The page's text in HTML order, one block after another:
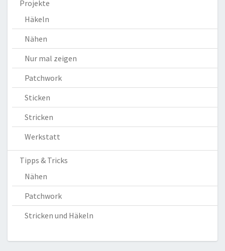
Projekte
Häkeln
Nähen
Nur mal zeigen
Patchwork
Sticken
Stricken
Werkstatt
Tipps & Tricks
Nähen
Patchwork
Stricken und Häkeln